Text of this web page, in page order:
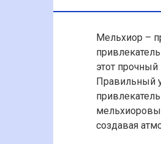
Мельхиор –
этот
Правильный
создавая